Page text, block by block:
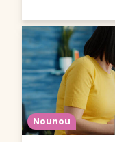
Nounou